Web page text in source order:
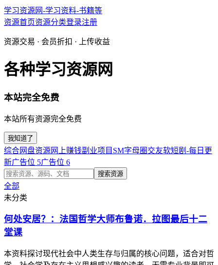
学习资源网-学习资料-书籍等
资源首页资源分类登录注册
资源交易 · 会员折扣 · 上传收益
各种学习资源网
本站完全免费
本站所有资源完全免费
我知道了
综合网盘资源 网上赚钱副业项目 SM字母圈交友软短剧-每日更
新广告位 5广告位 6
搜索资源
全部
未分类
何处安居？：法国哲学大师布鲁诺．拉图最后十二
堂课
本资料探讨现代社会中人类生存与归属的核心问题，适合对哲